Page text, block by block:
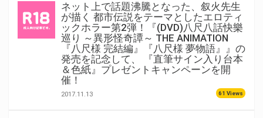
ネット上で話題沸騰となった、叙火先生
が描く 都市伝説をテーマとしたエロティ
ックホラー第2弾！『(DVD)八尺八話快樂
巡り ～異形怪奇譚～ THE ANIMATION
『八尺様 完結編』『八尺様 夢物語』』の
発売を記念して、 『直筆サイン入り台本
＆色紙』プレゼントキャンペーンを開
催！
2017.11.13 61 Views